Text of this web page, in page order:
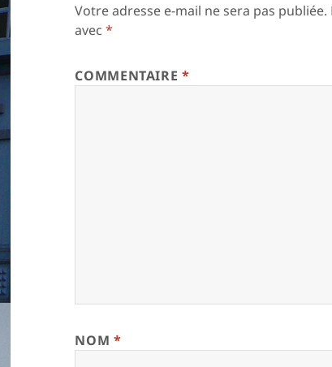
Votre adresse e-mail ne sera pas publiée.
avec*
COMMENTAIRE*
NOM *